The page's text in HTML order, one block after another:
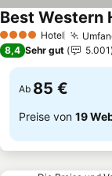
4 Sterne Hotel
Best Western
8,4 Sehr gut 5.001
Ab 85 €
Preise von 19